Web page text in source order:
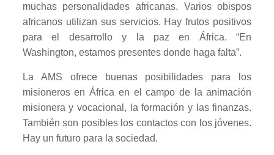
muchas personalidades africanas. Varios obispos
africanos utilizan sus servicios. Hay frutos positivos
para el desarrollo y la paz en África. “En
Washington, estamos presentes donde haga falta”.
La AMS ofrece buenas posibilidades para los
misioneros en África en el campo de la animación
misionera y vocacional, la formación y las finanzas.
También son posibles los contactos con los jóvenes.
Hay un futuro para la sociedad.